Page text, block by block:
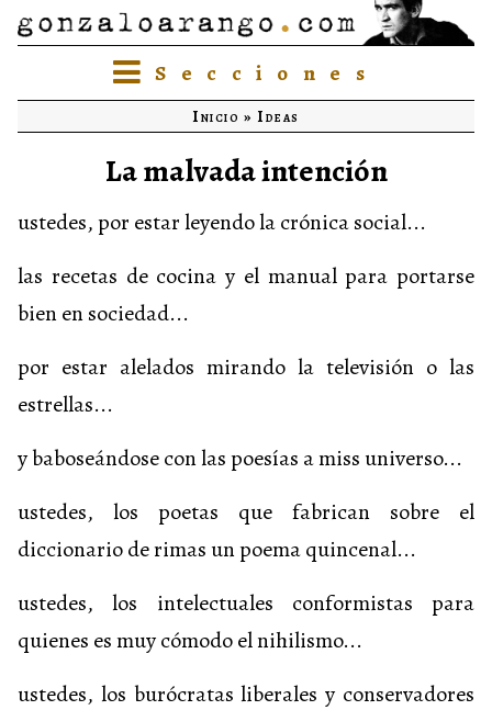
Secciones
Inicio »Ideas
La malvada intención
ustedes, por estar leyendo la crónica social...
las recetas de cocina y el manual para portarse
bien en sociedad...
por estar alelados mirando la televisión o las
estrellas...
y baboseándose con las poesías a miss universo...
ustedes, los poetas que fabrican sobre el
diccionario de rimas un poema quincenal...
ustedes, los intelectuales conformistas para
quienes es muy cómodo el nihilismo...
ustedes, los burócratas liberales y conservadores